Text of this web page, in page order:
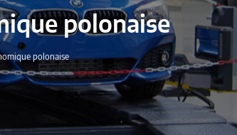
polonaise
polonaise